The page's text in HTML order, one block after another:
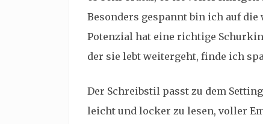
Besonders gespannt bin ich auf
Potenzial hat eine richtige
der sie lebt weitergeht, finde ich
Der Schreibstil passt zu dem
leicht und locker zu lesen, voller